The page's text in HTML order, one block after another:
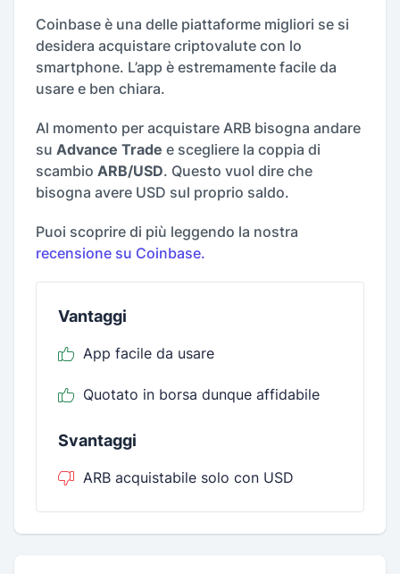
Coinbase è una delle piattaforme migliori se si
desidera acquistare criptovalute con lo
smartphone. L’app è estremamente facile da
usare e ben chiara.
Al momento per acquistare ARB bisogna andare
su Advance Trade e scegliere la coppia di
scambio ARB/USD. Questo vuol dire che
bisogna avere USD sul proprio saldo.
Puoi scoprire di più leggendo la nostra
recensione su Coinbase.
Vantaggi
App facile da usare
Quotato in borsa dunque affidabile
Svantaggi
ARB acquistabile solo con USD